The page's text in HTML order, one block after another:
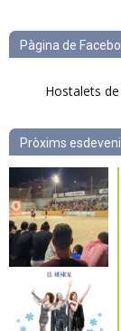
Pàgina de
Hostalets
Pròxims